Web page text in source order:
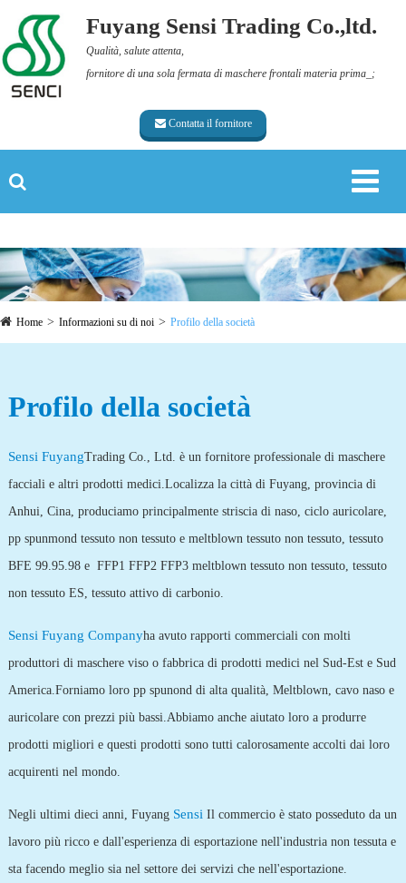
Fuyang Sensi Trading Co.,ltd.
Qualità, salute attenta,
fornitore di una sola fermata di maschere frontali materia prima_;
Contatta il fornitore
Home Informazioni su di noi Profilo della società
Profilo della società
Sensi FuyangTrading Co., Ltd. è un fornitore professionale di maschere
facciali e altri prodotti medici.Localizza la città di Fuyang, provincia di
Anhui, Cina, produciamo principalmente striscia di naso, ciclo auricolare,
pp spunmond tessuto non tessuto e meltblown tessuto non tessuto, tessuto
BFE 99.95.98 e FFP1 FFP2 FFP3 meltblown tessuto non tessuto, tessuto
non tessuto ES, tessuto attivo di carbonio.
Sensi Fuyang Companyha avuto rapporti commerciali con molti
produttori di maschere viso o fabbrica di prodotti medici nel Sud-Est e Sud
America.Forniamo loro pp spunond di alta qualità, Meltblown, cavo naso e
auricolare con prezzi più bassi.Abbiamo anche aiutato loro a produrre
prodotti migliori e questi prodotti sono tutti calorosamente accolti dai loro
acquirenti nel mondo.
Negli ultimi dieci anni, Fuyang Sensi Il commercio è stato posseduto da un
lavoro più ricco e dall'esperienza di esportazione nell'industria non tessuta e
sta facendo meglio sia nel settore dei servizi che nell'esportazione.